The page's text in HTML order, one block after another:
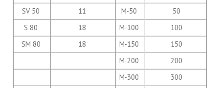
SV 50
11 M-50
50
S 80
18 M-100
100
SM 80
18 M-150
150
M-200
200
M-300
300